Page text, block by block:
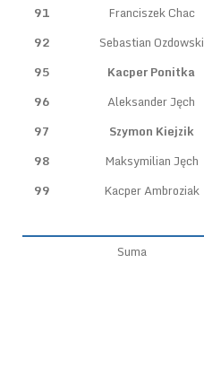
91
Franciszek Chac
92
Sebastian Ozdowski
95
Kacper Ponitka
96
Aleksander Jęch
97
Szymon Kiejzik
98
Maksymilian Jęch
99
Kacper Ambroziak
Suma